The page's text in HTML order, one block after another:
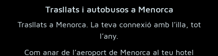
Trasllats i autobusos a Menorca
Trasllats a Menorca. La teva connexió amb l’illa, tot
l’any.
Com anar de l’aeroport de Menorca al teu hotel